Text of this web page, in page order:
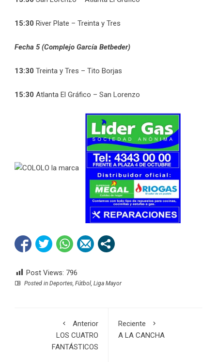
15:30 River Plate – Treinta y Tres
Fecha 5 (Complejo García Betbeder)
13:30 Treinta y Tres – Tito Borjas
15:30 Atlanta El Gráfico – San Lorenzo
Post Views: 796
Posted in Deportes, Fútbol, Liga Mayor
Anterior
LOS CUATRO
FANTÁSTICOS
Reciente
A LA CANCHA